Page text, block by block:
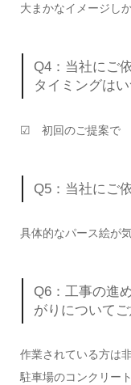
大まかなイメージし
Q4：当社にご
タイミングは
☑ 初回のご提案で
Q5：当社にご
具体的なパース絵が
Q6：工事の進
がりについて
作業されている方は
駐車場のコンクリー